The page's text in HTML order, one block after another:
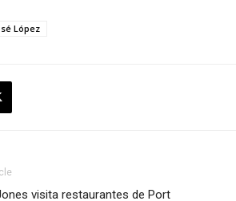
López
visita restaurantes de Port